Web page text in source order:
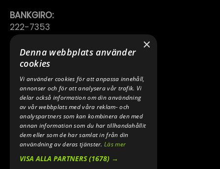
BANKGIRO:
222-7353
TELEFON:
0640 200 50
E-POST:
INFO@SPEEDSHOPEN.SE
ÅNGRA MITT KÖP
×
Denna webbplats använder
cookies
Vi använder cookies för att anpassa innehåll,
annonser och för att analysera vår trafik. Vi
delar också information om din användning
av vår webbplats med våra reklam- och
analyspartners som kan kombinera den med
annan information som du har tillhandahållit
dem eller som de har samlat in från din
användning av deras tjänster.Läs mer
VISA ALLA PARTNERS(1678) →